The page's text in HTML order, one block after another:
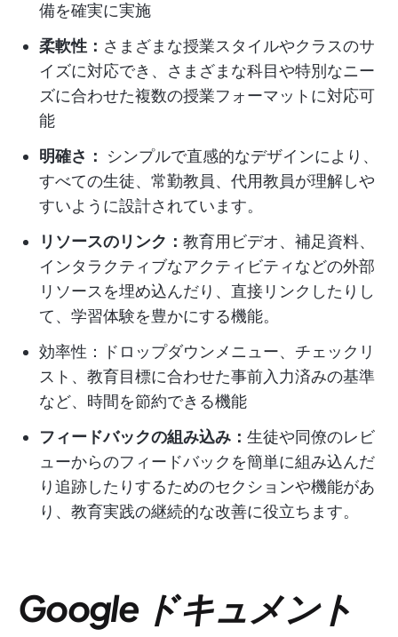
備を確実に実施
柔軟性： さまざまな授業スタイルやクラスのサ
イズに対応でき、さまざまな科目や特別なニー
ズに合わせた複数の授業フォーマットに対応可
能
明確さ： シンプルで直感的なデザインにより、
すべての生徒、常勤教員、代用教員が理解しや
すいように設計されています。
リソースのリンク： 教育用ビデオ、補足資料、
インタラクティブなアクティビティなどの外部
リソースを埋め込んだり、直接リンクしたりし
て、学習体験を豊かにする機能。
効率性：ドロップダウンメニュー、チェックリ
スト、教育目標に合わせた事前入力済みの基準
など、時間を節約できる機能
フィードバックの組み込み： 生徒や同僚のレビ
ューからのフィードバックを簡単に組み込んだ
り追跡したりするためのセクションや機能があ
り、教育実践の継続的な改善に役立ちます。
Google ドキュメント